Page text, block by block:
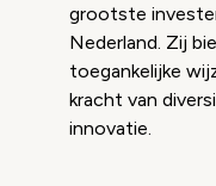
grootste
Nederland. Zij
toegankelijke
kracht van
innovatie.